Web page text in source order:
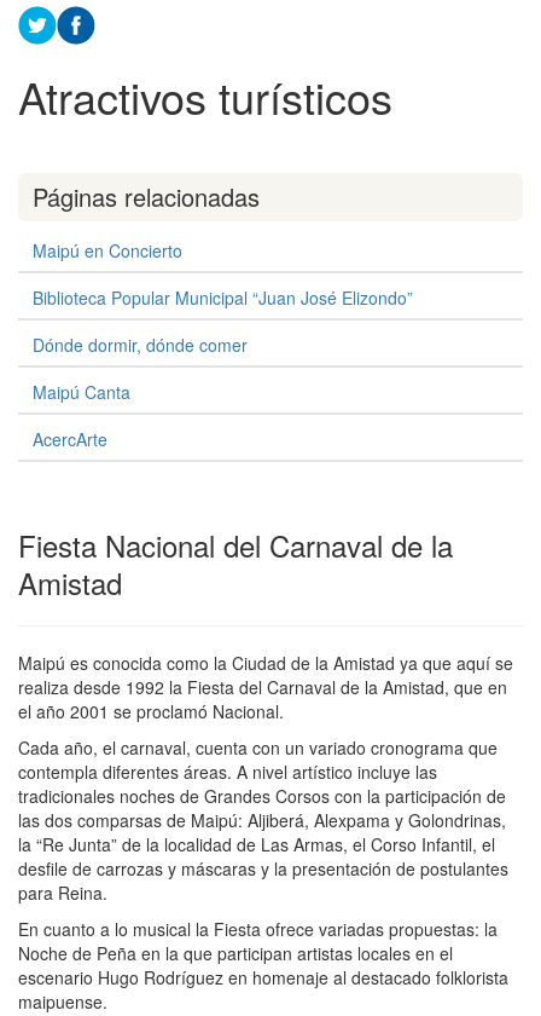
Atractivos turísticos
Páginas relacionadas
Maipú en Concierto
Biblioteca Popular Municipal “Juan José Elizondo”
Dónde dormir, dónde comer
Maipú Canta
AcercArte
Fiesta Nacional del Carnaval de la
Amistad
Maipú es conocida como la Ciudad de la Amistad ya que aquí se
realiza desde 1992 la Fiesta del Carnaval de la Amistad, que en
el año 2001 se proclamó Nacional.
Cada año, el carnaval, cuenta con un variado cronograma que
contempla diferentes áreas. A nivel artístico incluye las
tradicionales noches de Grandes Corsos con la participación de
las dos comparsas de Maipú: Aljiberá, Alexpama y Golondrinas,
la “Re Junta” de la localidad de Las Armas, el Corso Infantil, el
desfile de carrozas y máscaras y la presentación de postulantes
para Reina.
En cuanto a lo musical la Fiesta ofrece variadas propuestas: la
Noche de Peña en la que participan artistas locales en el
escenario Hugo Rodríguez en homenaje al destacado folklorista
maipuense.